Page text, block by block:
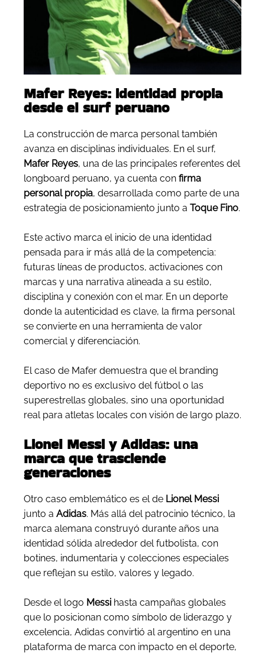
Mafer Reyes: identidad propia
desde el surf peruano
La construcción de marca personal también
avanza en disciplinas individuales. En el surf,
Mafer Reyes, una de las principales referentes del
longboard peruano, ya cuenta con firma
personal propia, desarrollada como parte de una
estrategia de posicionamiento junto a Toque Fino.
Este activo marca el inicio de una identidad
pensada para ir más allá de la competencia:
futuras líneas de productos, activaciones con
marcas y una narrativa alineada a su estilo,
disciplina y conexión con el mar. En un deporte
donde la autenticidad es clave, la firma personal
se convierte en una herramienta de valor
comercial y diferenciación.
El caso de Mafer demuestra que el branding
deportivo no es exclusivo del fútbol o las
superestrellas globales, sino una oportunidad
real para atletas locales con visión de largo plazo.
Lionel Messi y Adidas: una
marca que trasciende
generaciones
Otro caso emblemático es el de Lionel Messi
junto a Adidas. Más allá del patrocinio técnico, la
marca alemana construyó durante años una
identidad sólida alrededor del futbolista, con
botines, indumentaria y colecciones especiales
que reflejan su estilo, valores y legado.
Desde el logo Messi hasta campañas globales
que lo posicionan como símbolo de liderazgo y
excelencia, Adidas convirtió al argentino en una
plataforma de marca con impacto en el deporte,